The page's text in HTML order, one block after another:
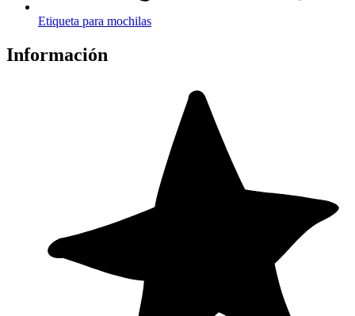
Etiqueta para mochilas
Información